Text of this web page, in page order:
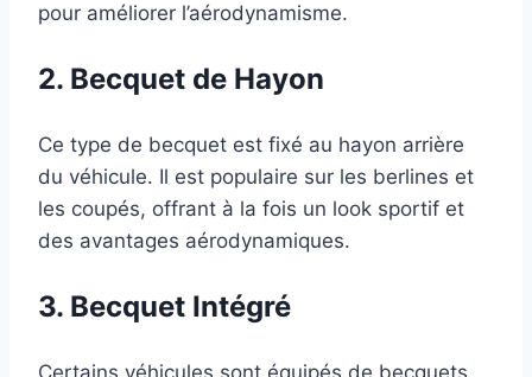
pour améliorer l’aérodynamisme.
2. Becquet de Hayon
Ce type de becquet est fixé au hayon arrière
du véhicule. Il est populaire sur les berlines et
les coupés, offrant à la fois un look sportif et
des avantages aérodynamiques.
3. Becquet Intégré